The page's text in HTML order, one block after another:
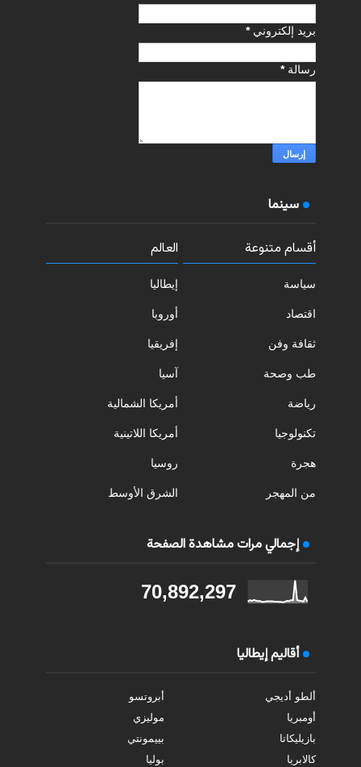
بريد إلكتروني*
رسالة*
سينما
أقسام متنوعة
سياسة
اقتصاد
ثقافة وفن
طب وصحة
رياضة
تكنولوجيا
هجرة
من المهجر
العالم
إيطاليا
أوروبا
إفريقيا
آسيا
أمريكا الشمالية
أمريكا اللاتينية
روسيا
الشرق الأوسط
إجمالي مرات مشاهدة الصفحة
70,892,297
أقاليم إيطاليا
ألطو أديجي
أبروتسو
أومبريا
موليزي
بازيليكاتا
بييمونتي
كالابريا
بوليا